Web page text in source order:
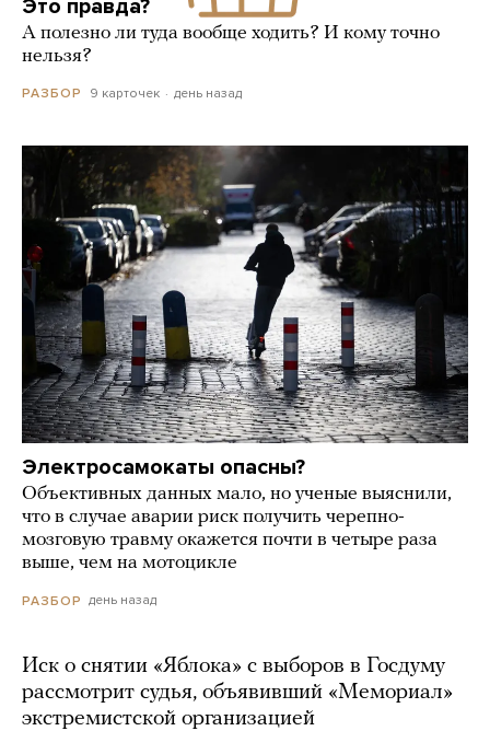
Это правда?
А полезно ли туда вообще ходить? И кому точно
нельзя?
РАЗБОР 9 карточек день назад
Электросамокаты опасны?
Объективных данных мало, но ученые выяснили,
что в случае аварии риск получить черепно-
мозговую травму окажется почти в четыре раза
выше, чем на мотоцикле
РАЗБОР день назад
Иск о снятии «Яблока» с выборов в Госдуму
рассмотрит судья, объявивший «Мемориал»
экстремистской организацией